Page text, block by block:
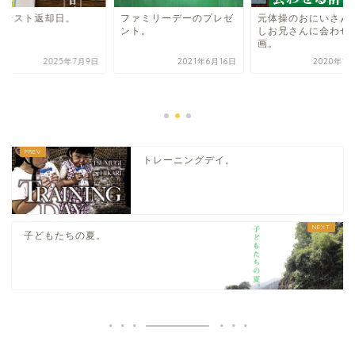
テスト返却日。
2025年7月9日
ファミリーデーのプレゼ
ント。
2021年6月16日
元体操のおにいさん
しお兄さんに会わせ
画。
2020年1
トレーニングデイ。
子どもたちの夏。